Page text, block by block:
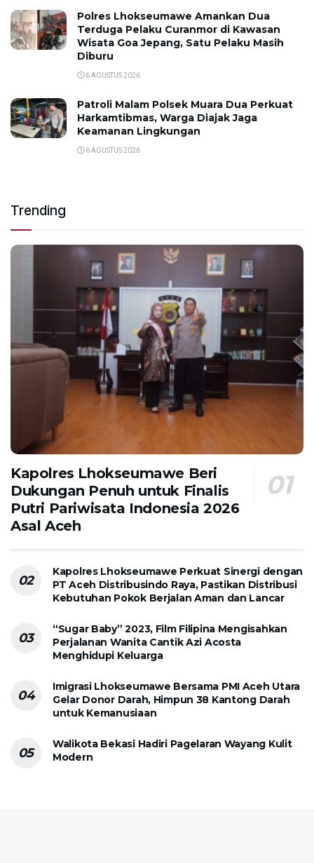
Polres Lhokseumawe Amankan Dua
Terduga Pelaku Curanmor di Kawasan
Wisata Goa Jepang, Satu Pelaku Masih
Diburu
6 AGUSTUS 2026
Patroli Malam Polsek Muara Dua Perkuat
Harkamtibmas, Warga Diajak Jaga
Keamanan Lingkungan
6 AGUSTUS 2026
Trending
Kapolres Lhokseumawe Beri
Dukungan Penuh untuk Finalis
Putri Pariwisata Indonesia 2026
Asal Aceh
Kapolres Lhokseumawe Perkuat Sinergi dengan
PT Aceh Distribusindo Raya, Pastikan Distribusi
Kebutuhan Pokok Berjalan Aman dan Lancar
“Sugar Baby” 2023, Film Filipina Mengisahkan
Perjalanan Wanita Cantik Azi Acosta
Menghidupi Keluarga
Imigrasi Lhokseumawe Bersama PMI Aceh Utara
Gelar Donor Darah, Himpun 38 Kantong Darah
untuk Kemanusiaan
Walikota Bekasi Hadiri Pagelaran Wayang Kulit
Modern